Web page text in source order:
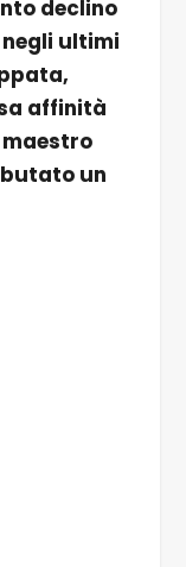
declino
ultimi
affinità
un